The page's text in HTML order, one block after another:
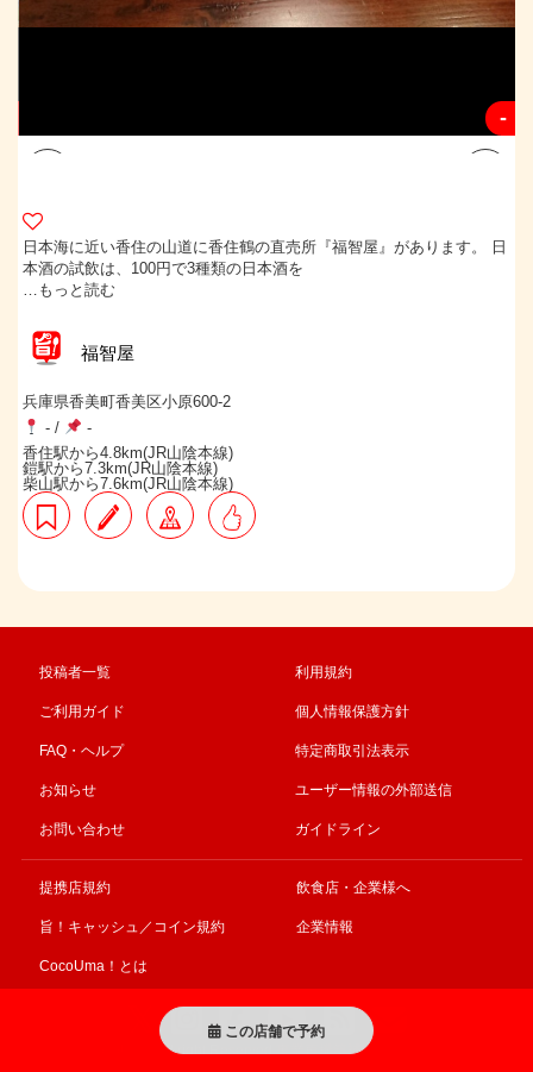
この店舗で予約
-
日本海に近い香住の山道に香住鶴の直売所『福智屋』があります。 日
本酒の試飲は、100円で3種類の日本酒を
…もっと読む
福智屋
兵庫県香美町香美区小原600-2
-/
-
香住駅から4.8km(JR山陰本線)
鎧駅から7.3km(JR山陰本線)
柴山駅から7.6km(JR山陰本線)
投稿者一覧
ご利用ガイド
FAQ・ヘルプ
お知らせ
お問い合わせ
利用規約
個人情報保護方針
特定商取引法表示
ユーザー情報の外部送信
ガイドライン
提携店規約
旨！キャッシュ／コイン規約
CocoUma！とは
飲食店・企業様へ
企業情報
© CocoUma! All right Reserved 事業再構築補助金により作成